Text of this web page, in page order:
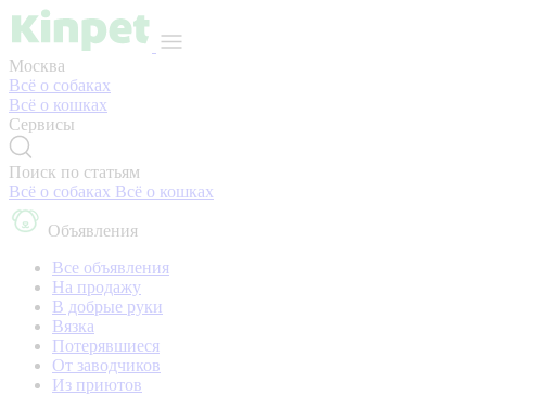
Москва
Всё о собаках
Всё о кошках
Сервисы
Поиск по статьям
Всё о собаках Всё о кошках
Объявления
Все объявления
На продажу
В добрые руки
Вязка
Потерявшиеся
От заводчиков
Из приютов